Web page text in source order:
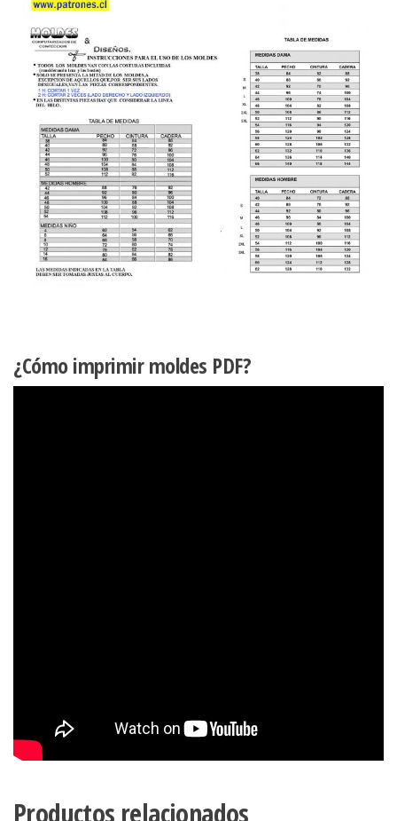
¿Cómo imprimir moldes PDF?
Productos relacionados